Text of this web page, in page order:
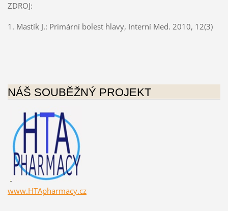
ZDROJ:
1. Mastík J.: Primární bolest hlavy, Interní Med. 2010, 12(3)
NÁŠ SOUBĚŽNÝ PROJEKT
www.HTApharmacy.cz